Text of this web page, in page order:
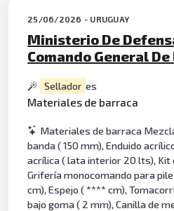
25/06/2026 - URUGUAY
Ministerio De
Comando General
Sellador es
Materiales de barraca
Materiales de barraca
banda ( 150 mm), Enduido
acrílica ( lata interior 20 lts),
Grifería monocomando para
cm), Espejo ( **** cm),
bajo goma ( 2 mm), Canilla de